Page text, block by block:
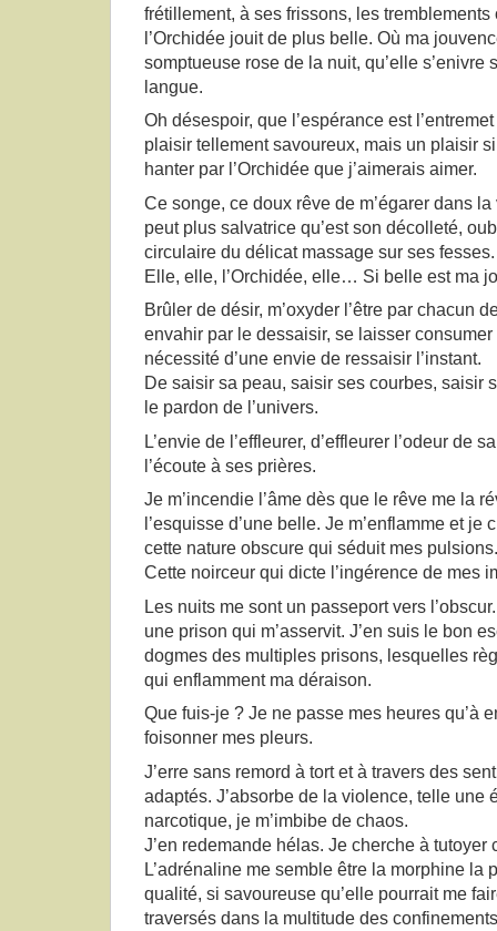
frétillement, à ses frissons, les
l’Orchidée jouit de plus belle. Où ma
somptueuse rose de la nuit, qu’elle s’enivre
langue.
Oh désespoir, que l’espérance est
plaisir tellement savoureux, mais un plaisir
hanter par l’Orchidée que j’aimerais aimer.
Ce songe, ce doux rêve de m’égarer dans
peut plus salvatrice qu’est son décolleté,
circulaire du délicat massage sur ses fesses.
Elle, elle, l’Orchidée, elle… Si belle est ma
Brûler de désir, m’oxyder l’être par chacun
envahir par le dessaisir, se laisser consumer
nécessité d’une envie de ressaisir l’instant.
De saisir sa peau, saisir ses courbes, saisir
le pardon de l’univers.
L’envie de l’effleurer, d’effleurer l’odeur de
l’écoute à ses prières.
Je m’incendie l’âme dès que le rêve me la
l’esquisse d’une belle. Je m’enflamme et je
cette nature obscure qui séduit mes pulsions.
Cette noirceur qui dicte l’ingérence de mes
Les nuits me sont un passeport vers
une prison qui m’asservit. J’en suis le bon
dogmes des multiples prisons, lesquelles
qui enflamment ma déraison.
Que fuis-je ? Je ne passe mes heures qu’à
foisonner mes pleurs.
J’erre sans remord à tort et à travers des
adaptés. J’absorbe de la violence, telle une
narcotique, je m’imbibe de chaos.
J’en redemande hélas. Je cherche à tutoyer
L’adrénaline me semble être la morphine la
qualité, si savoureuse qu’elle pourrait me
traversés dans la multitude des